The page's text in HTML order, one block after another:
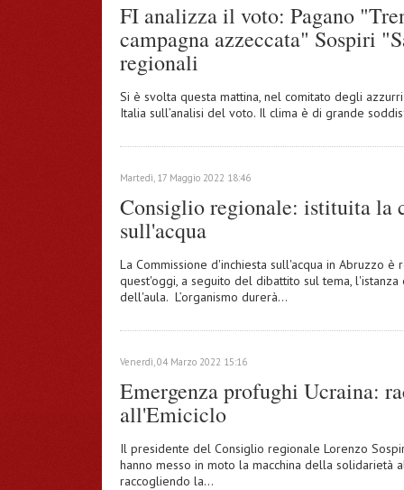
FI analizza il voto: Pagano
campagna azzeccata" Sospiri
regionali
Si è svolta questa mattina, nel comitato degli
Italia sull’analisi del voto. Il clima è di grande
Martedì, 17 Maggio 2022 18:46
Consiglio regionale: istituita la
sull'acqua
La Commissione d'inchiesta sull'acqua in Abruzzo
quest'oggi, a seguito del dibattito sul tema,
dell'aula. L’organismo durerà…
Venerdì, 04 Marzo 2022 15:16
Emergenza profughi Ucraina:
all'Emiciclo
Il presidente del Consiglio regionale Lorenzo
hanno messo in moto la macchina della solidarietà
raccogliendo la…